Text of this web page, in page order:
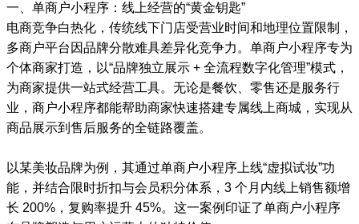
一、单商户小程序：线上经营的“黄金钥匙”
电商竞争白热化，传统线下门店受营业时间和地理位置限制，
多商户平台因品牌分散难具差异化竞争力。单商户小程序专为
个体商家打造，以“品牌独立展示 + 全流程数字化管理”模式，
为商家提供一站式经营工具。无论是餐饮、零售还是服务行
业，商户小程序都能帮助商家快速搭建专属线上商城，实现从
商品展示到售后服务的全链路覆盖。
以某美妆品牌为例，其通过单商户小程序上线“虚拟试妆”功
能，并结合限时折扣与会员积分体系，3 个月内线上销售额增
长 200%，复购率提升 45%。这一案例印证了单商户小程序